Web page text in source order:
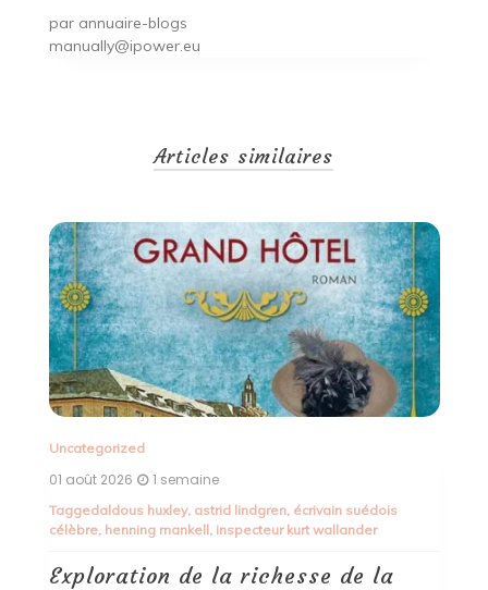
par annuaire-blogs
manually@ipower.eu
Articles similaires